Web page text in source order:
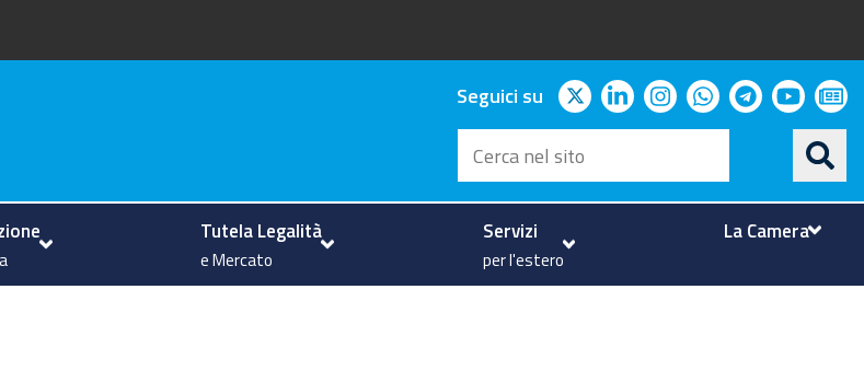
Seguici su twitterlinkedininstagram
whatsapp
telegram
Cerca
nel
sito
Tutela Legalità
e Mercato
Servizi
per l'estero
La Camera